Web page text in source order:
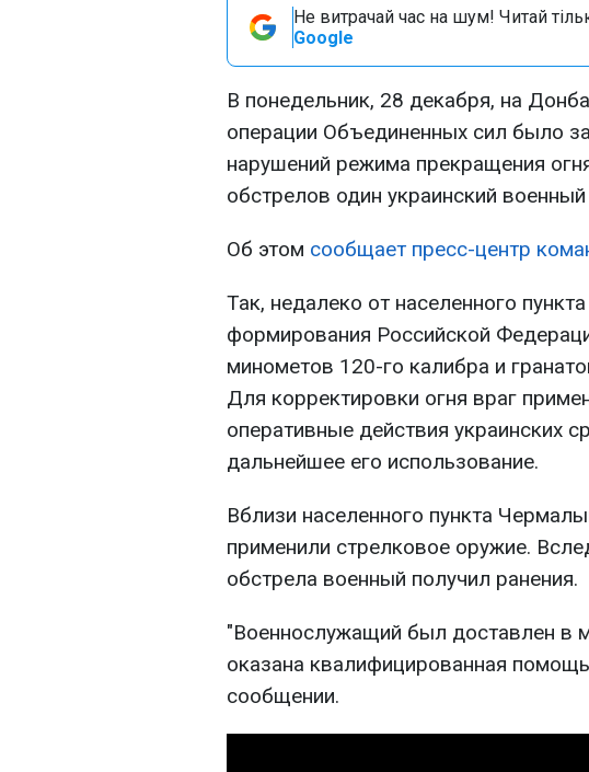
Не витрачай час на шум! Читай
Google
В понедельник, 28 декабря, на
операции Объединенных сил было
нарушений режима прекращения
обстрелов один украинский
Об этом сообщает пресс-центр
Так, недалеко от населенного
формирования Российской
минометов 120-го калибра и
Для корректировки огня враг
оперативные действия украинских
дальнейшее его использование.
Вблизи населенного пункта
применили стрелковое оружие.
обстрела военный получил ранения.
"Военнослужащий был доставлен в
оказана квалифицированная
сообщении.